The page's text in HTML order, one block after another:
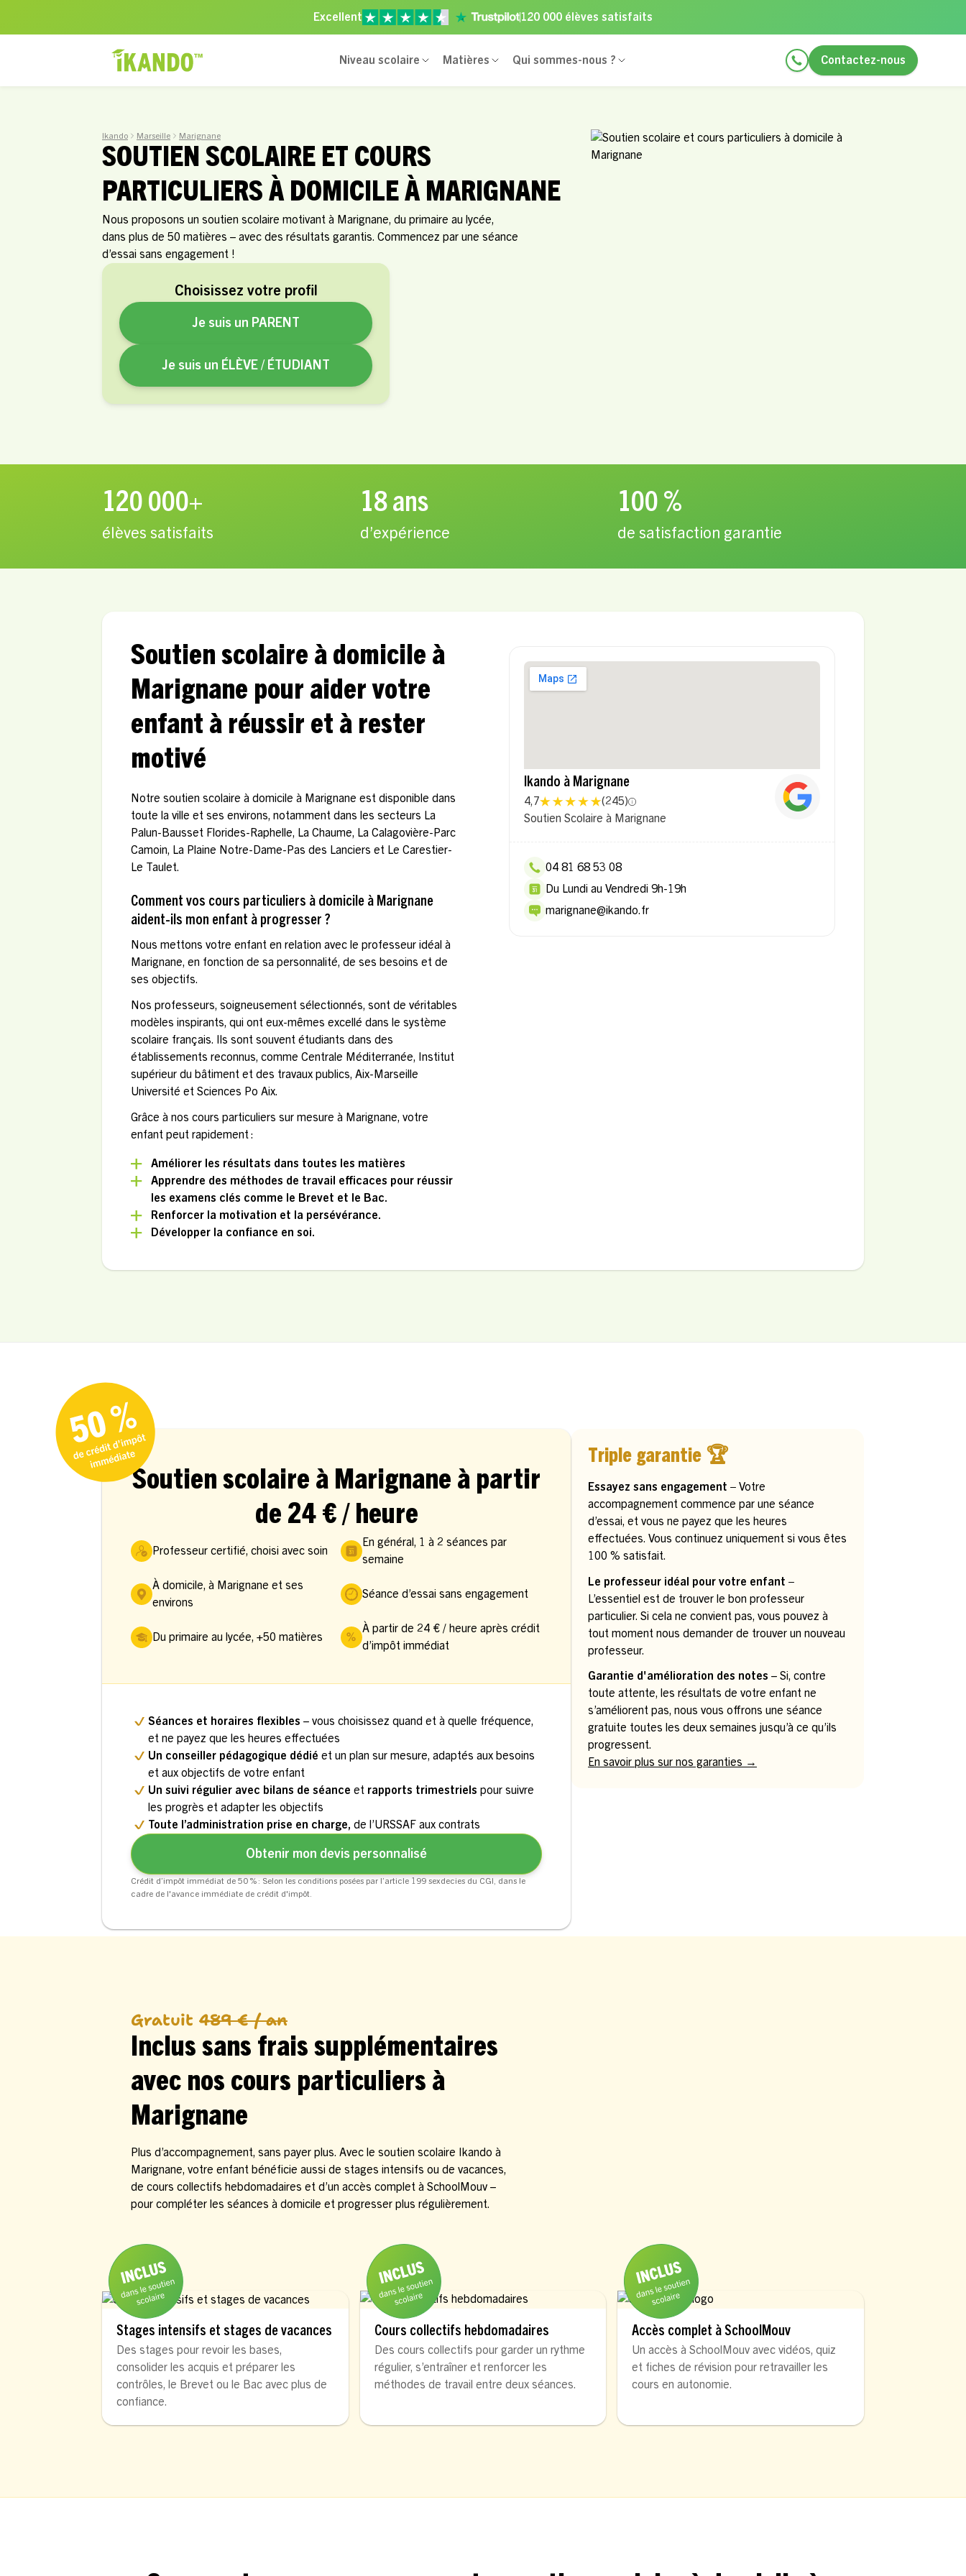
Excellent 120 000 élèves satisfaits
Niveau scolaire Matières Qui sommes-nous ? Contactez-nous
Ikando Marseille Marignane
SOUTIEN SCOLAIRE ET COURS
PARTICULIERS À DOMICILE À MARIGNANE
Nous proposons un soutien scolaire motivant à Marignane, du primaire au lycée,
dans plus de 50 matières – avec des résultats garantis. Commencez par une séance
d’essai sans engagement !
Choisissez votre profil
Je suis un PARENT
Je suis un ÉLÈVE / ÉTUDIANT
120 000+
élèves satisfaits
18 ans
d’expérience
100 %
de satisfaction garantie
Soutien scolaire à domicile à
Marignane pour aider votre
enfant à réussir et à rester
motivé
Notre soutien scolaire à domicile à Marignane est disponible dans
toute la ville et ses environs, notamment dans les secteurs La
Palun-Bausset Florides-Raphelle, La Chaume, La Calagovière-Parc
Camoin, La Plaine Notre-Dame-Pas des Lanciers et Le Carestier-
Le Taulet.
Comment vos cours particuliers à domicile à Marignane
aident-ils mon enfant à progresser ?
Nous mettons votre enfant en relation avec le professeur idéal à
Marignane, en fonction de sa personnalité, de ses besoins et de
ses objectifs.
Nos professeurs, soigneusement sélectionnés, sont de véritables
modèles inspirants, qui ont eux-mêmes excellé dans le système
scolaire français. Ils sont souvent étudiants dans des
établissements reconnus, comme Centrale Méditerranée, Institut
supérieur du bâtiment et des travaux publics, Aix-Marseille
Université et Sciences Po Aix.
Grâce à nos cours particuliers sur mesure à Marignane, votre
enfant peut rapidement :
Améliorer les résultats dans toutes les matières
Apprendre des méthodes de travail efficaces pour réussir
les examens clés comme le Brevet et le Bac.
Renforcer la motivation et la persévérance.
Développer la confiance en soi.
Ikando à Marignane
4,7 (245)
Soutien Scolaire à Marignane
04 81 68 53 08
Du Lundi au Vendredi 9h-19h
marignane@ikando.fr
Soutien scolaire à Marignane à partir
de 24 € / heure
Professeur certifié, choisi avec soin
À domicile, à Marignane et ses
environs
Du primaire au lycée, +50 matières
En général, 1 à 2 séances par
semaine
Séance d’essai sans engagement
À partir de 24 € / heure après crédit
d’impôt immédiat
Séances et horaires flexibles – vous choisissez quand et à quelle fréquence,
et ne payez que les heures effectuées
Un conseiller pédagogique dédié et un plan sur mesure, adaptés aux besoins
et aux objectifs de votre enfant
Un suivi régulier avec bilans de séance et rapports trimestriels pour suivre
les progrès et adapter les objectifs
Toute l’administration prise en charge, de l’URSSAF aux contrats
Obtenir mon devis personnalisé
Crédit d’impôt immédiat de 50 % : Selon les conditions posées par l’article 199 sexdecies du CGI, dans le
cadre de l'avance immédiate de crédit d'impôt.
Triple garantie 🏆
Essayez sans engagement – Votre
accompagnement commence par une séance
d’essai, et vous ne payez que les heures
effectuées. Vous continuez uniquement si vous êtes
100 % satisfait.
Le professeur idéal pour votre enfant –
L’essentiel est de trouver le bon professeur
particulier. Si cela ne convient pas, vous pouvez à
tout moment nous demander de trouver un nouveau
professeur.
Garantie d'amélioration des notes – Si, contre
toute attente, les résultats de votre enfant ne
s’améliorent pas, nous vous offrons une séance
gratuite toutes les deux semaines jusqu’à ce qu’ils
progressent.
En savoir plus sur nos garanties →
Gratuit 489 € / an
Inclus sans frais supplémentaires
avec nos cours particuliers à
Marignane
Plus d’accompagnement, sans payer plus. Avec le soutien scolaire Ikando à
Marignane, votre enfant bénéficie aussi de stages intensifs ou de vacances,
de cours collectifs hebdomadaires et d’un accès complet à SchoolMouv –
pour compléter les séances à domicile et progresser plus régulièrement.
Stages intensifs et stages de vacances
Des stages pour revoir les bases,
consolider les acquis et préparer les
contrôles, le Brevet ou le Bac avec plus de
confiance.
Cours collectifs hebdomadaires
Des cours collectifs pour garder un rythme
régulier, s’entraîner et renforcer les
méthodes de travail entre deux séances.
Accès complet à SchoolMouv
Un accès à SchoolMouv avec vidéos, quiz
et fiches de révision pour retravailler les
cours en autonomie.